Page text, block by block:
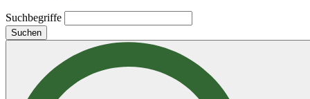
Suchbegriffe
Suchen